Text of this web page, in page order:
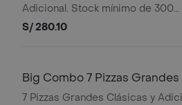
Adicional. Stock mínimo de 300
unidades. No acumulable con
PERUANA DE RESTAURANTES
S/ 280.10
Big Combo 7 Pizzas Grandes
7 Pizzas Grandes Clásicas y